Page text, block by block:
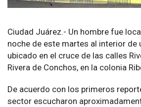
Ciudad Juárez.- Un hombre fue
noche de este martes al interior de
ubicado en el cruce de las calles
Rivera de Conchos, en la colonia
De acuerdo con los primeros
sector escucharon